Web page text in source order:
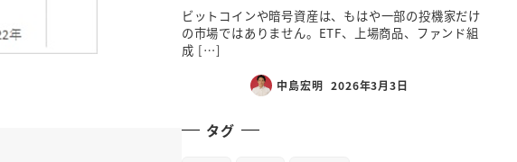
ビットコインや暗号資産は、もはや一部の投機家だけ
の市場ではありません。ETF、上場商品、ファンド組
成 […]
中島宏明 2026年3月3日
タグ